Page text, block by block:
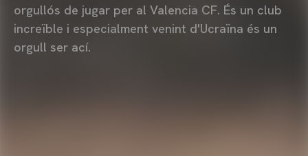
orgullós de jugar per al Valencia CF. És un club
increïble i especialment venint d'Ucraïna és un
orgull ser ací.